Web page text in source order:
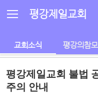
평강제일교회
교회소식 평강의참
평강제일교회 불법
주의 안내